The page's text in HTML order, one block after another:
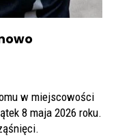
w miejscowości
8 maja 2026 roku.